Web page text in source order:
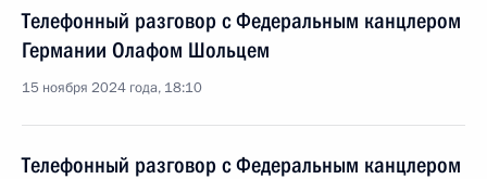
Телефонный разговор с Федеральным канцлером
Германии Олафом Шольцем
15 ноября 2024 года, 18:10
Телефонный разговор с Федеральным канцлером